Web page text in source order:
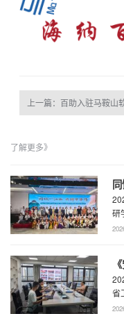
上一篇：百助入驻马鞍山
了解更多》
研
举
省
院